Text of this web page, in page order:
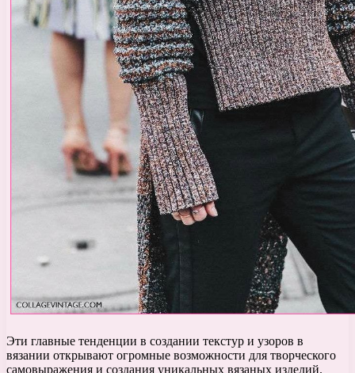
Эти главные тенденции в создании текстур и узоров в
вязании открывают огромные возможности для творческого
самовыражения и создания уникальных вязаных изделий.